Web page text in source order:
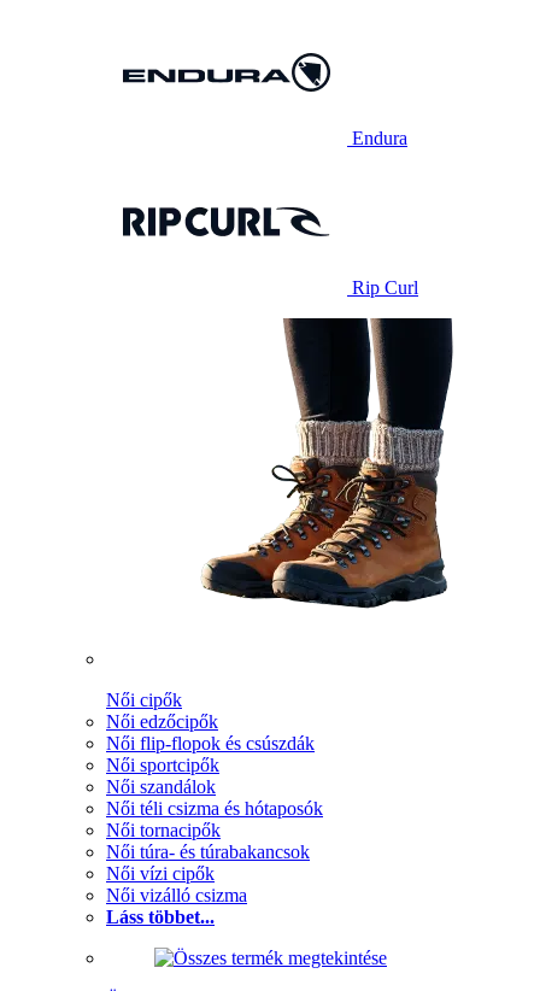
Endura
Rip Curl
Női cipők
Női edzőcipők
Női flip-flopok és csúszdák
Női sportcipők
Női szandálok
Női téli csizma és hótaposók
Női tornacipők
Női túra- és túrabakancsok
Női vízi cipők
Női vizálló csizma
Láss többet...